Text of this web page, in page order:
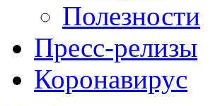
Полезности
Пресс-релизы
Коронавирус